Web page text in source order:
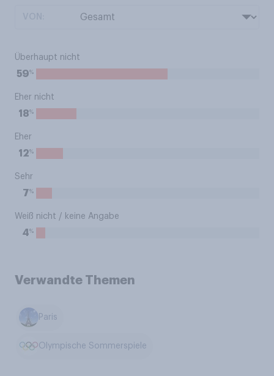
Überhaupt nicht
59%
Eher nicht
18%
Eher
12%
Sehr
7%
Weiß nicht / keine Angabe
4%
Verwandte Themen
Paris
Olympische Sommerspiele